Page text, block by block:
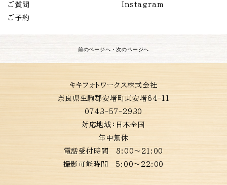
ご質問
ご予約
Instagram
前のページへ ・次のページへ
キキフォトワークス株式会社
奈良県生駒郡安堵町東安堵64-11
0743-57-2930
対応地域： 日本全国
年中無休
電話受付時間 8:00〜21:00
撮影可能時間 5:00〜22:00